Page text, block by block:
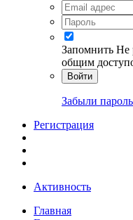
Запомнить Не
общим
Войти
Забыли
Регистрация
Активность
Главная